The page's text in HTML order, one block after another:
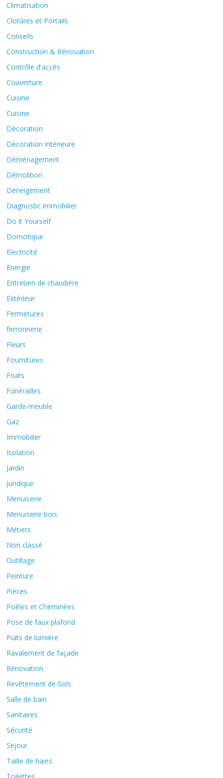
Climatisation
Clotûres et Portails
Conseils
Construction & Rénovation
Contrôle d'accès
Couverture
Cuisine
Cuisine
Décoration
Décoration intérieure
Déménagement
Démolition
Déneigement
Diagnostic immobilier
Do it Yourself
Domotique
Electricité
Energie
Entretien de chaudière
Extérieur
Fermetures
ferronnerie
Fleurs
Fournitures
Fruits
Funérailles
Garde-meuble
Gaz
Immobilier
Isolation
Jardin
Juridique
Menuiserie
Menuiserie bois
Métiers
Non classé
Outillage
Peinture
Pièces
Poêles et Cheminées
Pose de faux plafond
Puits de lumière
Ravalement de façade
Rénovation
Revêtement de Sols
Salle de bain
Sanitaires
Sécurité
Séjour
Taille de haies